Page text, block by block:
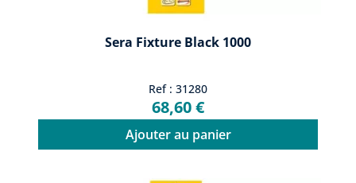
Sera Fixture Black 1000
Ref : 31280
68,60 €
Ajouter au panier